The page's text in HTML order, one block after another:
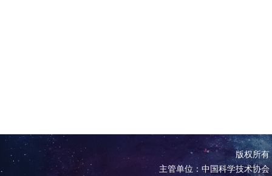
版权所
主管单位：中国科学技术协